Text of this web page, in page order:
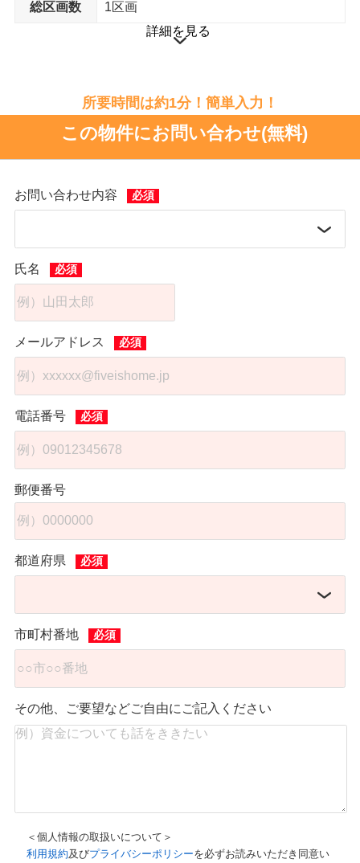
ドラッグストア
クスリのアオキ 岡部店 まで15分
総区画数
1区画
詳細を見る
所要時間は約1分！簡単入力！
この物件にお問い合わせ(無料)
お問い合わせ内容
氏名
メールアドレス
電話番号
郵便番号
都道府県
市町村番地
その他、ご要望などご自由にご記入ください
＜個人情報の取扱いについて＞
利用規約及びプライバシーポリシーを必ずお読みいただき同意い